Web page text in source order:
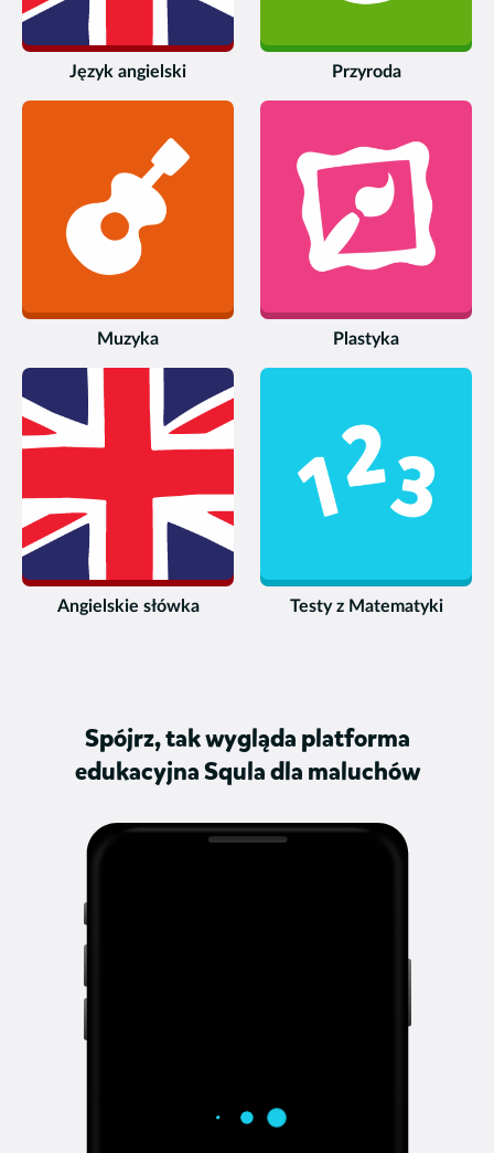
Język angielski Przyroda
Muzyka Plastyka
Angielskie słówka Testy z Matematyki
Spójrz, tak wygląda platforma
edukacyjna Squla dla maluchów